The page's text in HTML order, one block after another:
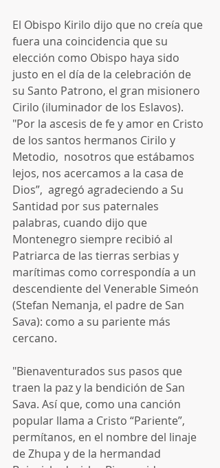
El Obispo Kirilo dijo que no creía que
fuera una coincidencia que su
elección como Obispo haya sido
justo en el día de la celebración de
su Santo Patrono, el gran misionero
Cirilo (iluminador de los Eslavos).
"Por la ascesis de fe y amor en Cristo
de los santos hermanos Cirilo y
Metodio,  nosotros que estábamos
lejos, nos acercamos a la casa de
Dios”,  agregó agradeciendo a Su
Santidad por sus paternales
palabras, cuando dijo que
Montenegro siempre recibió al
Patriarca de las tierras serbias y
marítimas como correspondía a un
descendiente del Venerable Simeón
(Stefan Nemanja, el padre de San
Sava): como a su pariente más
cercano.
"Bienaventurados sus pasos que
traen la paz y la bendición de San
Sava. Así que, como una canción
popular llama a Cristo “Pariente”,
permítanos, en el nombre del linaje
de Zhupa y de la hermandad